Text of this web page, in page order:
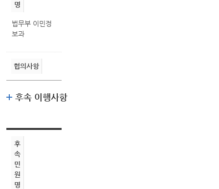
명
법무부 이민정
보과
협의사항
후속 이행사항
후
속
민
원
명